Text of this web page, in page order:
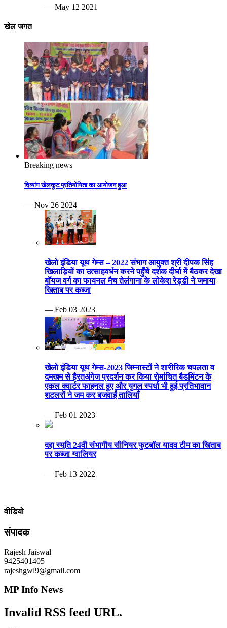
— May 12 2021
खेल जगत
Breaking news
दिव्यांग खेलकूट प्रतियोगिता का आयोजन हुआ
— Nov 26 2024
खेलो इंडिया यूथ गेम्स – 2022 संभाग आयुक्त श्री दीपक सिंह
खिलाड़ियों का उत्साहवर्धन करने पहुँचे दर्शक दीर्घा में बैठकर देखा
बॉयज वर्ग का फायनल मैच तेलंगाना के लोकेश रेड्डी ने जमाया
खिताब पर कब्जा
— Feb 03 2023
खेलो इंडिया यूथ गेम्स-2023 जिम्नास्टों ने शारीरिक चपलता व
दमखम से हैरतअंगेज प्रदर्शन कर किया रोमांचित बैडमिंटन के
एकल क्वार्टर फाइनल हुए और युगल स्पर्धा भी हुई प्रतिभावान
शटलरों ने जम कर बजवाईं तालियाँ
— Feb 01 2023
दद्दा स्मृति 24वी संभागीय सीनियर फुटबॉल यादव टीम का खिताब
पर कब्जा ग्वालियर
— Feb 13 2022
वीडियो
संपादक
Rajesh Jaiswal
9425401405
rajeshgwl9@gmail.com
MP Info News
Invalid RSS feed URL.